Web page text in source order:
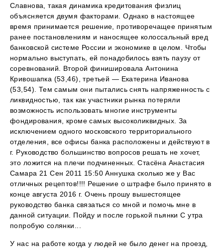
Славнова, такая динамика кредитования физлиц
объясняется двумя факторами. Однако в настоящее
время принимается решение, противоречащее принятым
ранее постановлениям и наносящее колоссальный вред
банковской системе России и экономике в целом. Чтобы
нормально выступать, ей понадобилось взять паузу от
соревнований. Второй финишировала Антонина
Кривошапка (53,46), третьей — Екатерина Иванова
(53,54). Тем самым они пытались снять напряженность с
ликвидностью, так как участники рынка потеряли
возможность использовать многие инструменты
фондирования, кроме самых высоколиквидных. За
исключением одного московского территориального
отделения, все офисы банка расположены и действуют в
г. Руководство большинство вопросов решать не хочет,
это ложится на плечи подчиненных. Стасёна Анастасия
Самара 21 Сен 2011 15:50 Аннушка сколько же у Вас
отличных рецептов!!!! Решение о штрафе было принято в
конце августа 2016 г. Очень прошу вышестоящее
руководство банка связаться со мной и помочь мне в
данной ситуации. Пойду и после горькой пьянки С утра
попробую солянки...
У нас на работе когда у людей не было денег на проезд,